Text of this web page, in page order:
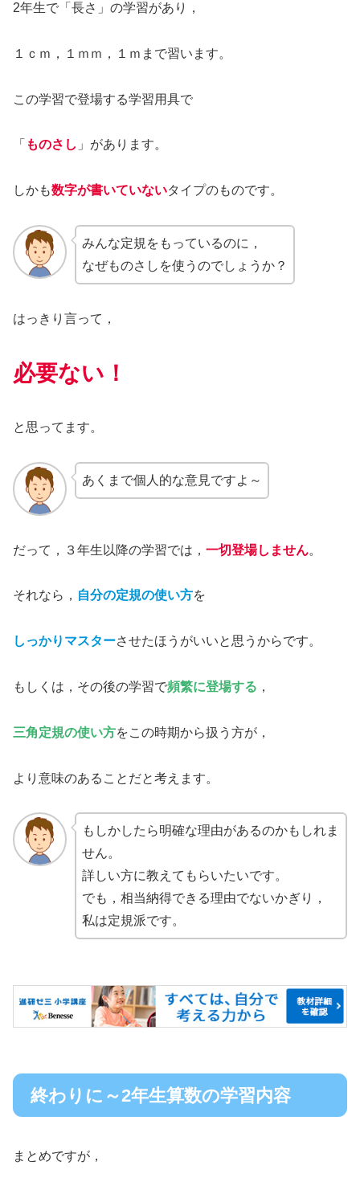
2年生で「長さ」の学習があり，
１ｃｍ，１ｍｍ，１ｍまで習います。
この学習で登場する学習用具で
「 ものさし 」があります。
しかも数字が書いていないタイプのものです。
みんな定規をもっているのに，
なぜものさしを使うのでしょうか？
はっきり言って，
必要ない！
と思ってます。
あくまで個人的な意見ですよ～
だって，３年生以降の学習では， 一切登場しません。
それなら， 自分の定規の使い方を
しっかりマスターさせたほうがいいと思うからです。
もしくは，その後の学習で頻繁に登場する ，
三角定規の使い方をこの時期から扱う方が，
より意味のあることだと考えます。
もしかしたら明確な理由があるのかもしれま
せん。
詳しい方に教えてもらいたいです。
でも，相当納得できる理由でないかぎり，
私は定規派です。
終わりに～2年生算数の学習内容
まとめですが，